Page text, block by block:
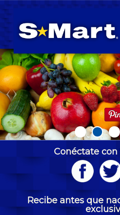
-
Conéctate con
Recibe antes que